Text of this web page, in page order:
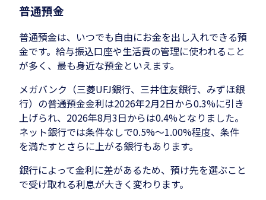
普通預金
普通預金は、いつでも自由にお金を出し入れできる預
金です。給与振込口座や生活費の管理に使われること
が多く、最も身近な預金といえます。
メガバンク（三菱UFJ銀行、三井住友銀行、みずほ銀
行）の普通預金金利は2026年2月2日から0.3%に引き
上げられ、2026年8月3日からは0.4%となりました。
ネット銀行では条件なしで0.5%〜1.00%程度、条件
を満たすとさらに上がる銀行もあります。
銀行によって金利に差があるため、預け先を選ぶこと
で受け取れる利息が大きく変わります。